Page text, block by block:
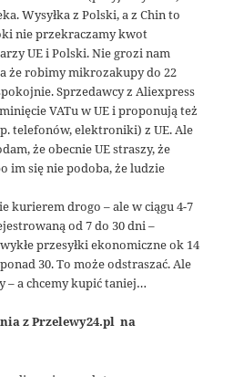
Wysyłka z Polski, a z Chin to
nie przekraczamy kwot
UE i Polski. Nie grozi nam
że robimy mikrozakupy do 22
Sprzedawcy z Aliexpress
VATu w UE i proponują też
telefonów, elektroniki) z UE. Ale
że obecnie UE straszy, że
im się nie podoba, że ludzie
kurierem drogo – ale w ciągu 4-7
od 7 do 30 dni –
przesyłki ekonomiczne ok 14
30. To może odstraszać. Ale
– a chcemy kupić taniej…
z Przelewy24.pl na